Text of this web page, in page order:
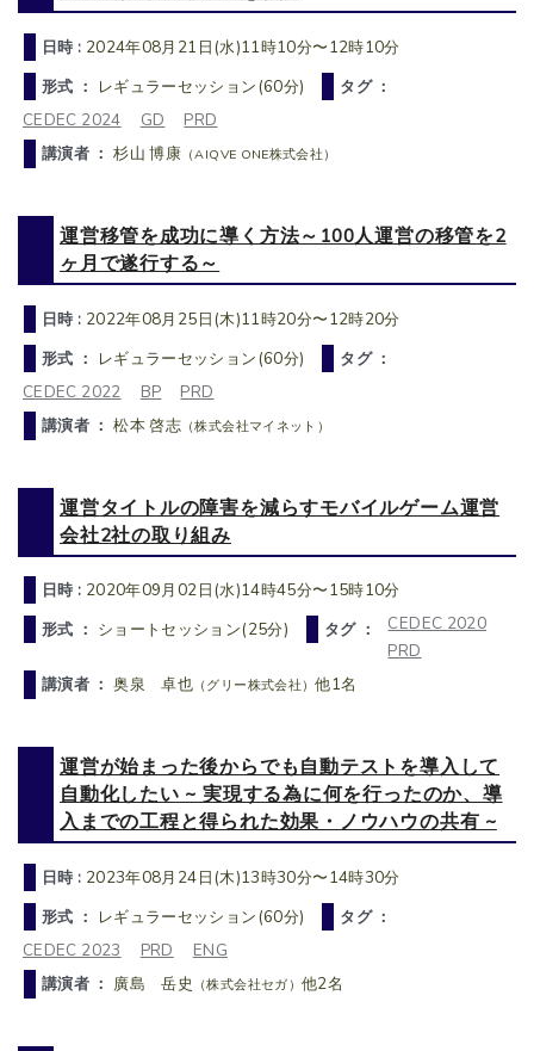
日時 : 2024年08月21日(水)11時10分〜12時10分
形式 ： レギュラーセッション(60分)
タグ ：
CEDEC 2024
GD
PRD
講演者 ：杉山 博康 （AIQVE ONE株式会社）
運営移管を成功に導く方法～100人運営の移管を2
ヶ月で遂行する～
日時 : 2022年08月25日(木)11時20分〜12時20分
形式 ： レギュラーセッション(60分)
タグ ：
CEDEC 2022
BP
PRD
講演者 ：松本 啓志 （株式会社マイネット）
運営タイトルの障害を減らすモバイルゲーム運営
会社2社の取り組み
日時 : 2020年09月02日(水)14時45分〜15時10分
形式 ： ショートセッション(25分) タグ ：
CEDEC 2020
PRD
講演者 ：奥泉 卓也 （グリー株式会社）他1名
運営が始まった後からでも自動テストを導入して
自動化したい ~ 実現する為に何を行ったのか、導
入までの工程と得られた効果・ノウハウの共有 ~
日時 : 2023年08月24日(木)13時30分〜14時30分
形式 ： レギュラーセッション(60分)
タグ ：
CEDEC 2023
PRD
ENG
講演者 ：廣島 岳史 （株式会社セガ） 他2名